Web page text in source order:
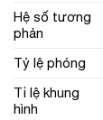
Hệ số tương
phản
Tỷ lệ phóng
Tỉ lệ khung
hình